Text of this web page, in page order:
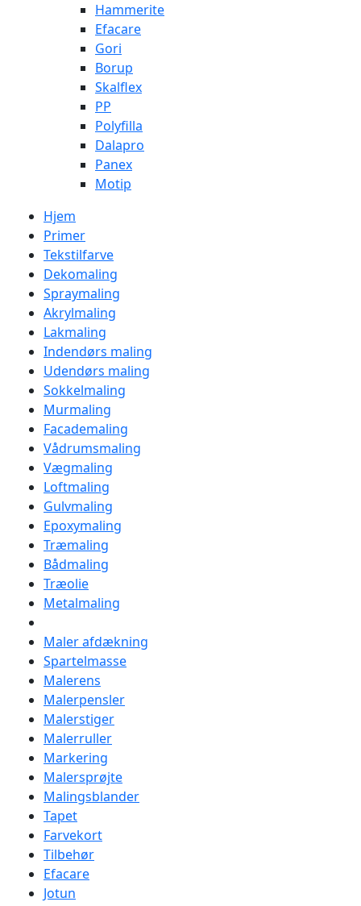
Hammerite
Efacare
Gori
Borup
Skalflex
PP
Polyfilla
Dalapro
Panex
Motip
Hjem
Primer
Tekstilfarve
Dekomaling
Spraymaling
Akrylmaling
Lakmaling
Indendørs maling
Udendørs maling
Sokkelmaling
Murmaling
Facademaling
Vådrumsmaling
Vægmaling
Loftmaling
Gulvmaling
Epoxymaling
Træmaling
Bådmaling
Træolie
Metalmaling
Maler afdækning
Spartelmasse
Malerens
Malerpensler
Malerstiger
Malerruller
Markering
Malersprøjte
Malingsblander
Tapet
Farvekort
Tilbehør
Efacare
Jotun